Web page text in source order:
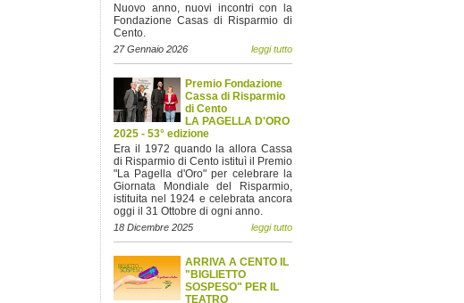
Nuovo anno, nuovi incontri con la
Fondazione Casas di Risparmio di
Cento.
27 Gennaio 2026 leggi tutto
Premio Fondazione
Cassa di Risparmio
di Cento
LA PAGELLA D'ORO
2025 - 53° edizione
Era il 1972 quando la allora Cassa
di Risparmio di Cento istituì il Premio
"La Pagella d'Oro" per celebrare la
Giornata Mondiale del Risparmio,
istituita nel 1924 e celebrata ancora
oggi il 31 Ottobre di ogni anno.
18 Dicembre 2025 leggi tutto
ARRIVA A CENTO IL
"BIGLIETTO
SOSPESO" PER IL
TEATRO